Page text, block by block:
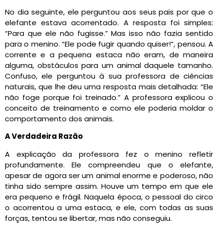
No dia seguinte, ele perguntou aos seus pais por que o
elefante estava acorrentado. A resposta foi simples:
“Para que ele não fugisse.” Mas isso não fazia sentido
para o menino. “Ele pode fugir quando quiser!”, pensou. A
corrente e a pequena estaca não eram, de maneira
alguma, obstáculos para um animal daquele tamanho.
Confuso, ele perguntou à sua professora de ciências
naturais, que lhe deu uma resposta mais detalhada: “Ele
não foge porque foi treinado.” A professora explicou o
conceito de treinamento e como ele poderia moldar o
comportamento dos animais.
A Verdadeira Razão
A explicação da professora fez o menino refletir
profundamente. Ele compreendeu que o elefante,
apesar de agora ser um animal enorme e poderoso, não
tinha sido sempre assim. Houve um tempo em que ele
era pequeno e frágil. Naquela época, o pessoal do circo
o acorrentou a uma estaca, e ele, com todas as suas
forças, tentou se libertar, mas não conseguiu.